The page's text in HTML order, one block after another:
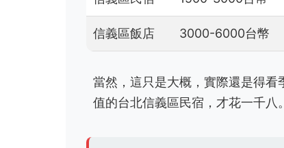
信義區飯店 3000-6000台幣
當然，這只是大概，實際還是得
值的台北信義區民宿，才花一千八。